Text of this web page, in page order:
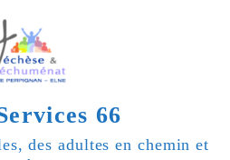
66
des adultes en chemin et